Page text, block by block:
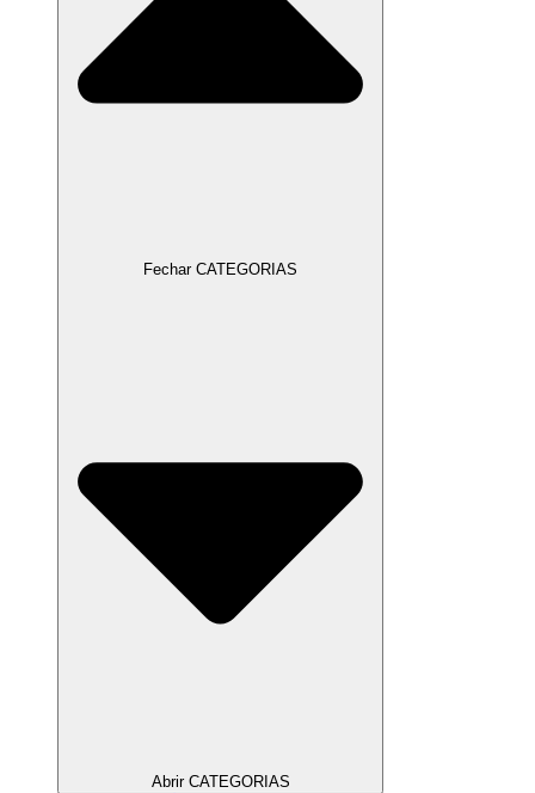
Fechar CATEGORIAS
Abrir CATEGORIAS